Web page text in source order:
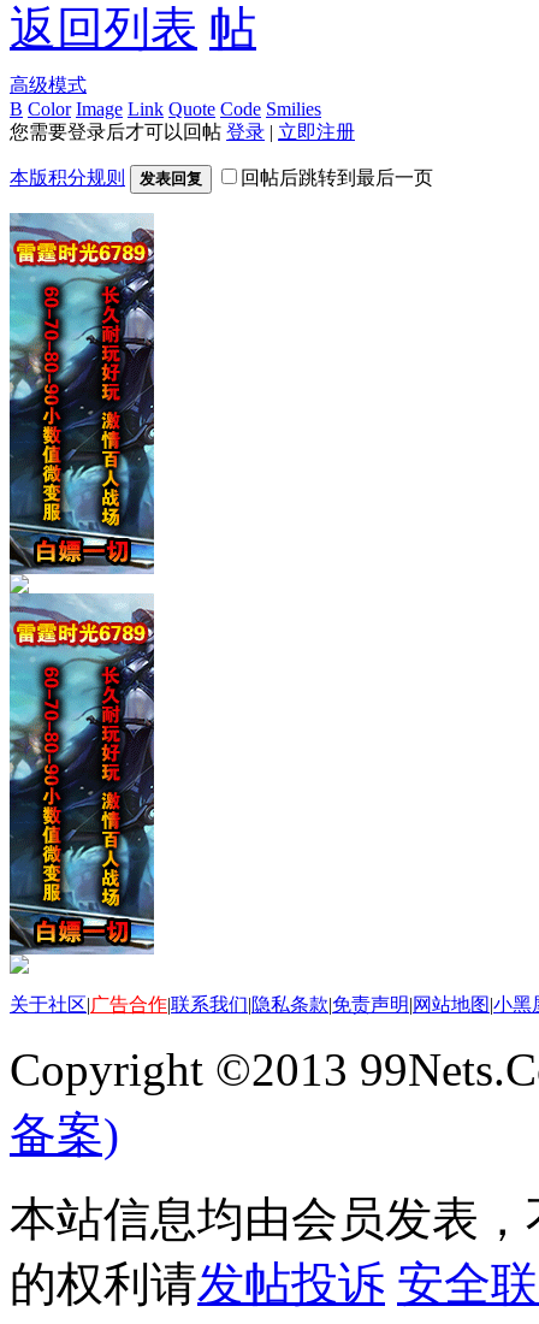
返回列表
高级模式
B Color Image Link Quote Code Smilies
您需要登录后才可以回帖 登录 | 立即注册
本版积分规则 发表回复 回帖后跳转到最后一页
关于社区|广告合作|联系我们|隐私条款|免责声明|网站地图|小黑
Copyright ©2013
备案)
本站信息均由会员发表
的权利请发帖投诉 安全